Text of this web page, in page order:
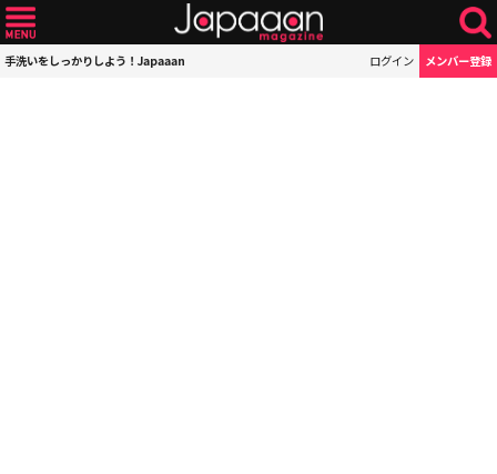
手洗いをしっかりしよう！Japaaan ログイン メンバー登録